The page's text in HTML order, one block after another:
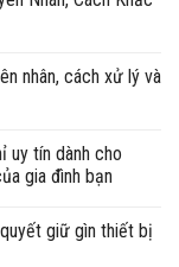
nhân, cách xử lý và
uy tín dành cho
gia đình bạn
giữ gìn thiết bị